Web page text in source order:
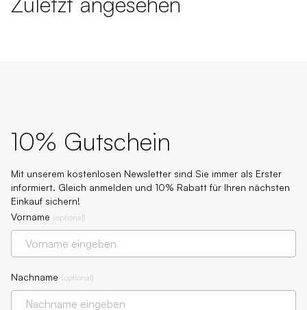
10% Gutschein
Mit unserem kostenlosen Newsletter sind Sie immer als Erster
informiert. Gleich anmelden und 10% Rabatt für Ihren nächsten
Einkauf sichern!
Vorname (optional)
Nachname (optional)